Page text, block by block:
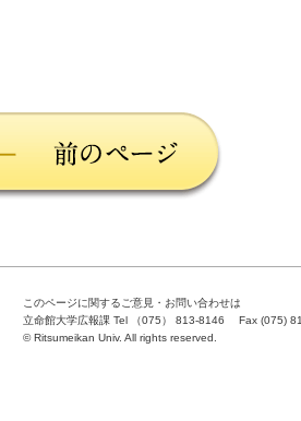
このページに関するご意見・お問い合わせは
立命館大学広報課 Tel （075） 813-8146 Fax (075)
©Ritsumeikan Univ. All rights reserved.